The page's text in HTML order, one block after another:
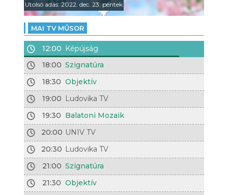
Utolsó adás: 2022. dec. 23. péntek
MAI TV MŰSOR
12:00 Képújság
18:00 Szignatúra
18:30 Objektív
19:00 Ludovika TV
19:30 Balatoni Mozaik
20:00 UNIV TV
20:30 Ludovika TV
21:00 Szignatúra
21:30 Objektív